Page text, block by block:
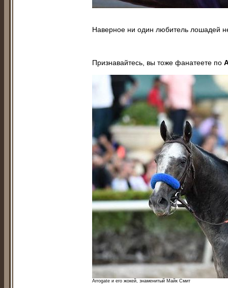
Наверное ни один любитель лошадей
Признавайтесь, вы тоже фанатеете по
Arrogate и его жокей, знаменитый Майк Смит